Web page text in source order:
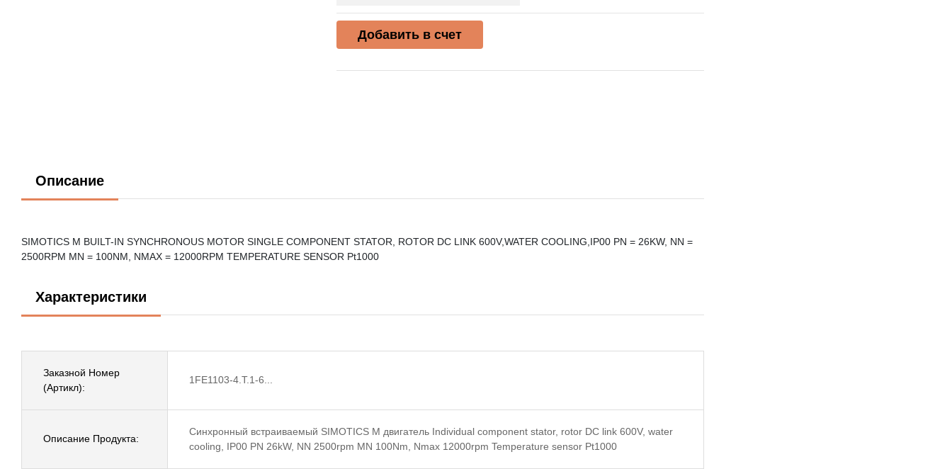
Добавить в счет
Описание
SIMOTICS M BUILT-IN SYNCHRONOUS MOTOR SINGLE COMPONENT STATOR, ROTOR DC LINK 600V,WATER COOLING,IP00 PN = 26KW, NN =
2500RPM MN = 100NM, NMAX = 12000RPM TEMPERATURE SENSOR Pt1000
Характеристики
Заказной Номер
(Артикл):
1FE1103-4.T.1-6...
Описание Продукта:
Синхронный встраиваемый SIMOTICS M двигатель Individual component stator, rotor DC link 600V, water
cooling, IP00 PN 26kW, NN 2500rpm MN 100Nm, Nmax 12000rpm Temperature sensor Pt1000